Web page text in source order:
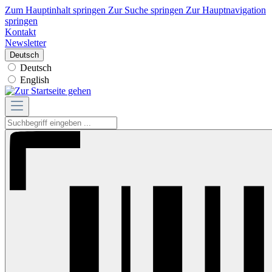
Zum Hauptinhalt springen Zur Suche springen Zur Hauptnavigation
springen
Kontakt
Newsletter
Deutsch
Deutsch
English